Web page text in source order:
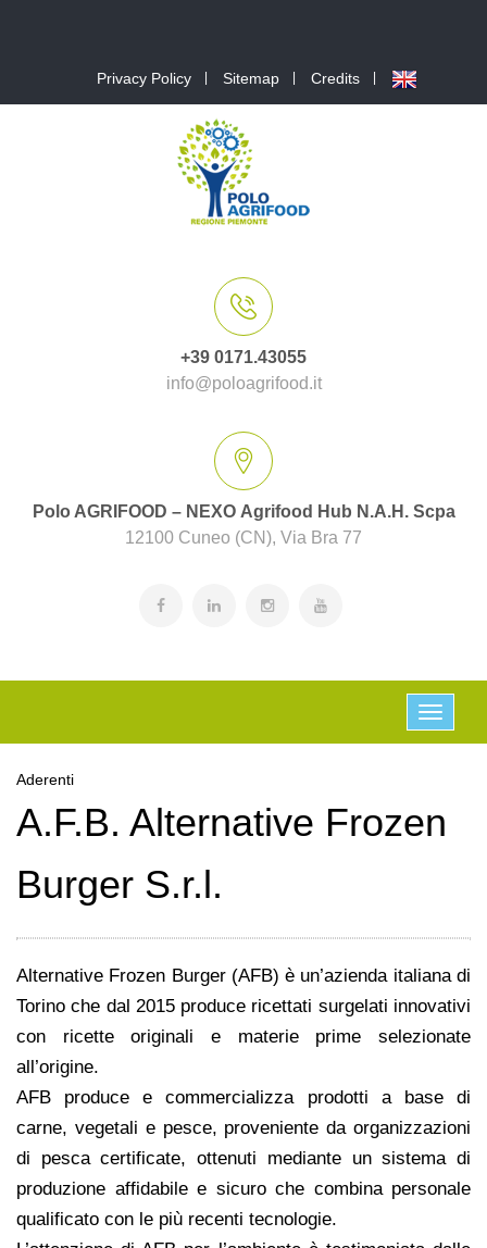
Privacy Policy Sitemap Credits
+39 0171.43055
info@poloagrifood.it
Polo AGRIFOOD – NEXO Agrifood Hub N.A.H. Scpa
12100 Cuneo (CN), Via Bra 77
Aderenti
A.F.B. Alternative Frozen
Burger S.r.l.
Alternative Frozen Burger (AFB) è un’azienda italiana di
Torino che dal 2015 produce ricettati surgelati innovativi
con ricette originali e materie prime selezionate
all’origine.
AFB produce e commercializza prodotti a base di
carne, vegetali e pesce, proveniente da organizzazioni
di pesca certificate, ottenuti mediante un sistema di
produzione affidabile e sicuro che combina personale
qualificato con le più recenti tecnologie.